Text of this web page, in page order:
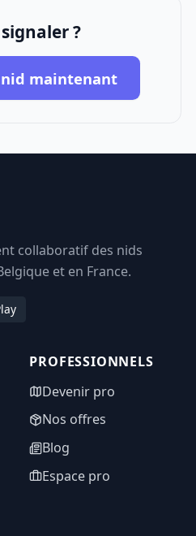
?
maintenant
collaboratif des nids
et en France.
PROFESSIONNELS
Devenir pro
Nos offres
Blog
Espace pro